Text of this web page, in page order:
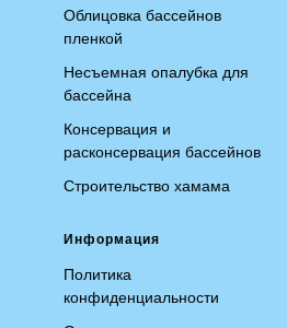
Облицовка бассейнов
пленкой
Несъемная опалубка для
бассейна
Консервация и
расконсервация бассейнов
Строительство хамама
Информация
Политика
конфиденциальности